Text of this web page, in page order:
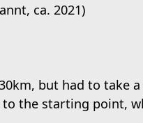
ca. 2021)
but had to take
the starting point,